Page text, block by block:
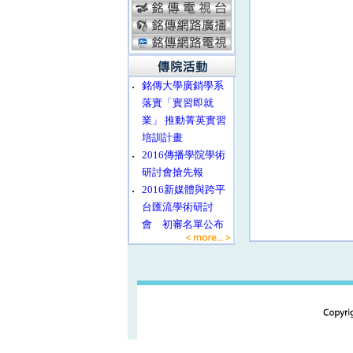
‧
銘傳大學廣銷學系
落實「實習即就
業」 推動菁英實習
培訓計畫
‧
2016傳播學院學術
研討會搶先報
‧
2016新媒體與跨平
台匯流學術研討
會 初審名單公布